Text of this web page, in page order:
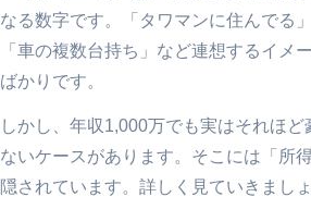
なる数字です。「タワマンに住んでる
「車の複数台持ち」など連想するイメ
ばかりです。
しかし、年収1,000万でも実はそれほ
ないケースがあります。そこには「所
隠されています。詳しく見ていきましょ